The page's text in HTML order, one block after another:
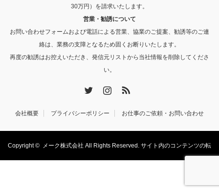
30万円）を請求いたします。
営業・勧誘について
お問い合わせフォームおよび電話による営業、協業のご提案、勧誘等のご連
絡は、業務の支障となるため固くお断りいたします。
再度の勧誘はお控えいただき、発信元リストから当社情報を削除してくださ
い。
会社概要 プライバシーポリシー お仕事のご依頼・お問い合わせ
Copyright © メーク株式会社 All Rights Reserved. サイト内のコンテンツの転